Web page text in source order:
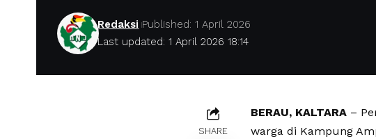
Last updated: 1 April 2026 18:14
Redaksi Published: 1 April 2026
SHARE
BERAU, KALTARA –
warga di Kampung